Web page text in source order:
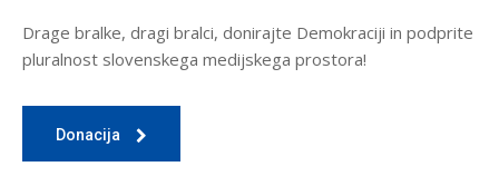
Drage bralke, dragi bralci, donirajte Demokraciji in podprite
pluralnost slovenskega medijskega prostora!
Donacija